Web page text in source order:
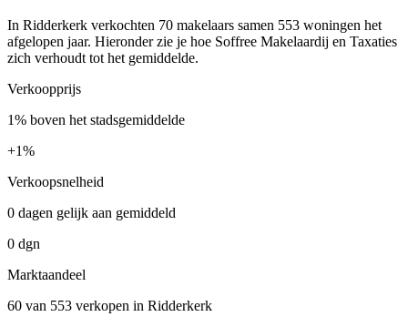
In Ridderkerk verkochten 70 makelaars samen 553 woningen het
afgelopen jaar. Hieronder zie je hoe Soffree Makelaardij en Taxaties
zich verhoudt tot het gemiddelde.
Verkoopprijs
1% boven het stadsgemiddelde
+1%
Verkoopsnelheid
0 dagen gelijk aan gemiddeld
0 dgn
Marktaandeel
60 van 553 verkopen in Ridderkerk